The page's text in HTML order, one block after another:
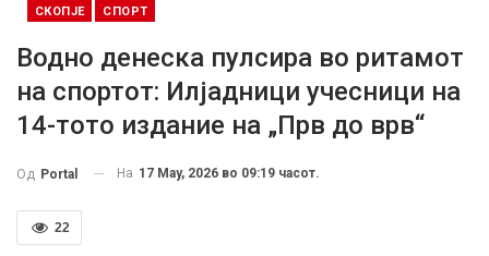
СКОПЈЕ СПОРТ
Водно денеска пулсира во ритамот
на спортот: Илјадници учесници на
14-тото издание на „Прв до врв“
Од Portal На 17 May, 2026 во 09:19 часот.
22